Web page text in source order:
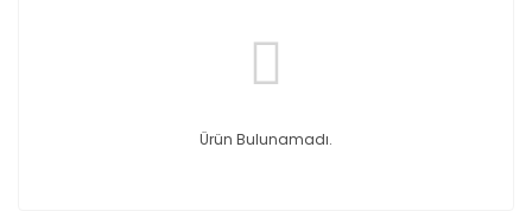
Ürün Bulunamadı.